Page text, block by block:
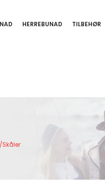
HERREBUNAD TILBEHØR
skåler